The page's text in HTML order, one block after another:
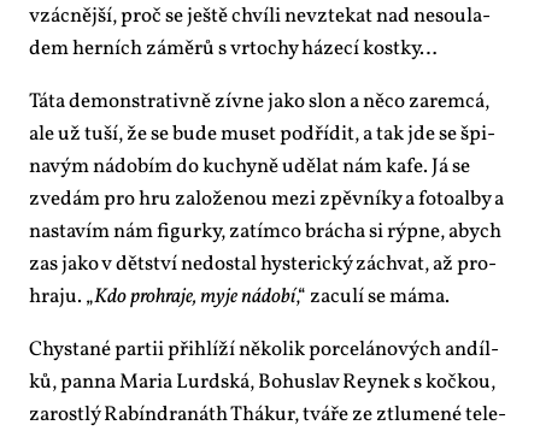
vzác­něj­ší, proč se ješ­tě chví­li ne­vzte­kat nad ne­sou­la­
dem her­ních zá­mě­rů s vr­to­chy há­ze­cí kost­ky…
Tá­ta de­mon­stra­tiv­ně zív­ne ja­ko slon a ně­co za­rem­cá,
ale už tu­ší, že se bu­de muset podří­dit, a tak jde se špi­
na­vým ná­do­bím do ku­chy­ně udě­lat nám ka­fe. Já se
zve­dám pro hru za­lo­že­nou me­zi zpěv­ní­ky a fo­to­al­by a
na­sta­vím nám fi­gur­ky, za­tím­co brá­cha si rýp­ne, abych
zas ja­ko v dět­ství ne­do­stal hys­te­ric­ký zá­chvat, až pro­
hra­ju. „Kdo pro­hra­je, my­je ná­do­bí,“ za­cu­lí se má­ma.
Chys­ta­né par­tii při­hlí­ží ně­ko­lik por­ce­lá­no­vých an­díl­
ků, pan­na Ma­ria Lurd­ská, Bo­huslav Rey­nek s koč­kou,
za­rost­lý Ra­bíndra­náth Thá­kur, tvá­ře ze ztlu­me­né te­le­